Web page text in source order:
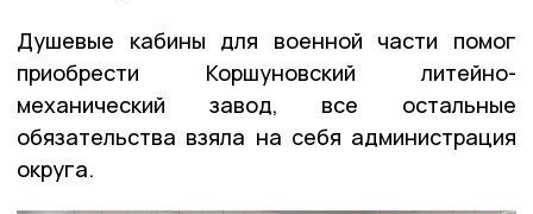
Душевые кабины для военной части помог
приобрести Коршуновский литейно-
механический завод, все остальные
обязательства взяла на себя администрация
округа.